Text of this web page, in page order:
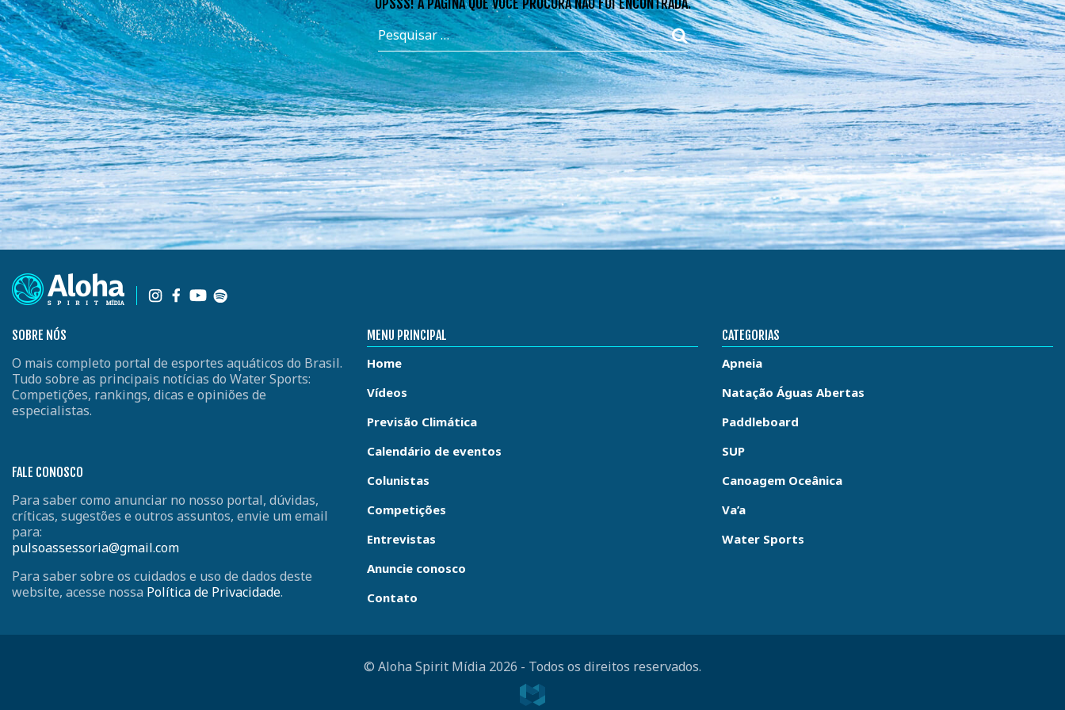
SOBRE NÓS
O mais completo portal de esportes aquáticos do Brasil.
Tudo sobre as principais notícias do Water Sports:
Competições, rankings, dicas e opiniões de
especialistas.
FALE CONOSCO
Para saber como anunciar no nosso portal, dúvidas,
críticas, sugestões e outros assuntos, envie um email
para:
pulsoassessoria@gmail.com
Para saber sobre os cuidados e uso de dados deste
website, acesse nossa Política de Privacidade.
MENU PRINCIPAL
Home
Vídeos
Previsão Climática
Calendário de eventos
Colunistas
Competições
Entrevistas
Anuncie conosco
Contato
CATEGORIAS
Apneia
Natação Águas Abertas
Paddleboard
SUP
Canoagem Oceânica
Va’a
Water Sports
© Aloha Spirit Mídia 2026 - Todos os direitos reservados.